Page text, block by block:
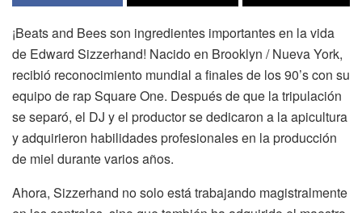
¡Beats and Bees son ingredientes importantes en la vida
de Edward Sizzerhand! Nacido en Brooklyn / Nueva York,
recibió reconocimiento mundial a finales de los 90’s con su
equipo de rap Square One. Después de que la tripulación
se separó, el DJ y el productor se dedicaron a la apicultura
y adquirieron habilidades profesionales en la producción
de miel durante varios años.
Ahora, Sizzerhand no solo está trabajando magistralmente